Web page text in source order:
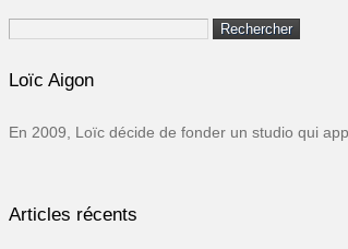
Loïc Aigon
En 2009, Loïc décide de fonder un studio qui
Articles récents